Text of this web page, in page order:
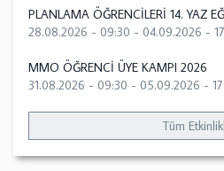
PLANLAMA ÖĞRENCİLERİ 14. YAZ
28.08.2026 - 09:30 - 04.09.2026 -
MMO ÖĞRENCİ ÜYE KAMPI 2026
31.08.2026 - 09:30 - 05.09.2026 -
Tüm